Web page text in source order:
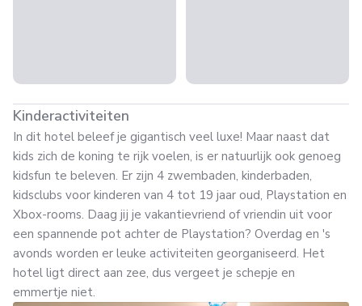
Kinderactiviteiten
In dit hotel beleef je gigantisch veel luxe! Maar naast dat
kids zich de koning te rijk voelen, is er natuurlijk ook genoeg
kidsfun te beleven. Er zijn 4 zwembaden, kinderbaden,
kidsclubs voor kinderen van 4 tot 19 jaar oud, Playstation en
Xbox-rooms. Daag jij je vakantievriend of vriendin uit voor
een spannende pot achter de Playstation? Overdag en 's
avonds worden er leuke activiteiten georganiseerd. Het
hotel ligt direct aan zee, dus vergeet je schepje en
emmertje niet.